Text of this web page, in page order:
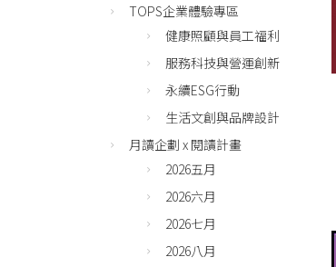
TOPS企業體驗專區
健康照顧與員工福利
服務科技與營運創新
永續ESG行動
生活文創與品牌設計
月讀企劃 x 閱讀計畫
2026五月
2026六月
2026七月
2026八月